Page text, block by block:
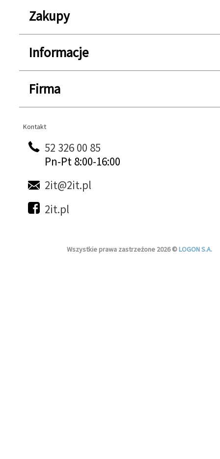
Zakupy
Informacje
Firma
Kontakt
Kontakt
52 326 00 85
Pn-Pt 8:00-16:00
2it@2it.pl
2it.pl
Wszystkie prawa zastrzeżone 2026 ©LOGON S.A.